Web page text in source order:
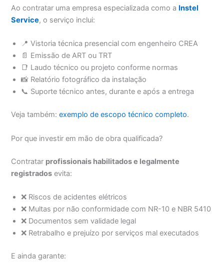
Ao contratar uma empresa especializada como a Instel
Service, o serviço inclui:
📍 Vistoria técnica presencial com engenheiro CREA
📄 Emissão de ART ou TRT
📑 Laudo técnico ou projeto conforme normas
📸 Relatório fotográfico da instalação
📞 Suporte técnico antes, durante e após a entrega
Veja também:exemplo de escopo técnico completo.
Por que investir em mão de obra qualificada?
Contratar profissionais habilitados e legalmente
registrados evita:
❌ Riscos de acidentes elétricos
❌ Multas por não conformidade com NR-10 e NBR 5410
❌ Documentos sem validade legal
❌ Retrabalho e prejuízo por serviços mal executados
E ainda garante: